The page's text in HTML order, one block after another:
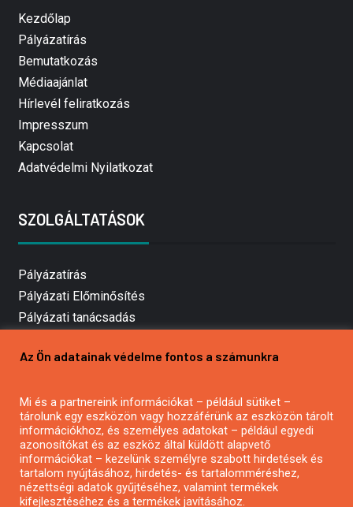
Kezdőlap
Pályázatírás
Bemutatkozás
Médiaajánlat
Hírlevél feliratkozás
Impresszum
Kapcsolat
Adatvédelmi Nyilatkozat
SZOLGÁLTATÁSOK
Pályázatírás
Pályázati Előminősítés
Pályázati tanácsadás
Mezőgazdasági pályázatírás
Pályázatírás civil szervezeteknek
Pályázatírás önkormányzatoknak
Pályázatfigyelés
Specifikus pályázatfigyelés vagy hírlevél
Az Ön adatainak védelme fontos a számunkra
Mi és a partnereink információkat – például sütiket –
tárolunk egy eszközön vagy hozzáférünk az eszközön tárolt
információkhoz, és személyes adatokat – például egyedi
azonosítókat és az eszköz által küldött alapvető
információkat – kezelünk személyre szabott hirdetések és
tartalom nyújtásához, hirdetés- és tartalomméréshez,
nézettségi adatok gyűjtéséhez, valamint termékek
kifejlesztéséhez és a termékek javításához.